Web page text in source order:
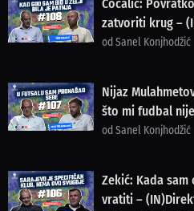
Cocalić:
zatvoriti krug –
od Sanel Konjhodžić
Nijaz
što mi fudbal
od Sanel Konjhodžić
Zekić: Kada
vratiti –